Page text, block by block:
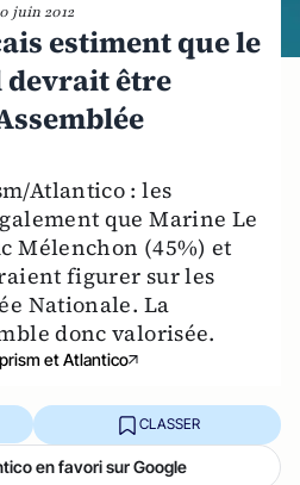
juin 2012
estiment que le
devrait être
Atlantico : les
que Marine Le
Mélenchon (45%) et
figurer sur les
Nationale. La
donc valorisée.
et Atlantico
CLASSER
en favori sur Google